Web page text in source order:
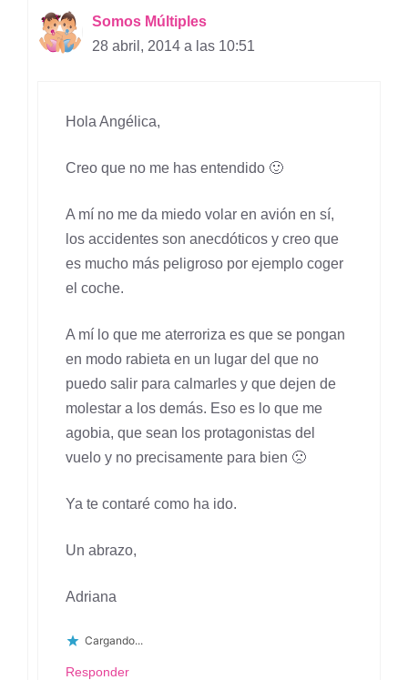
Somos Múltiples
28 abril, 2014 a las 10:51
Hola Angélica,
Creo que no me has entendido 🙂
A mí no me da miedo volar en avión en sí,
los accidentes son anecdóticos y creo que
es mucho más peligroso por ejemplo coger
el coche.
A mí lo que me aterroriza es que se pongan
en modo rabieta en un lugar del que no
puedo salir para calmarles y que dejen de
molestar a los demás. Eso es lo que me
agobia, que sean los protagonistas del
vuelo y no precisamente para bien 🙁
Ya te contaré como ha ido.
Un abrazo,
Adriana
Cargando...
Responder